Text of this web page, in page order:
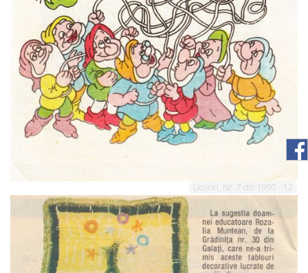
Licurici, Nr. 7 din 1990 - 12